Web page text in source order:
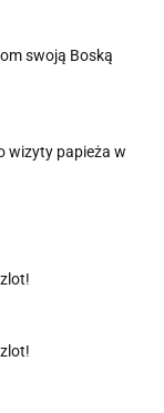
swoją Boską
wizyty papieża w